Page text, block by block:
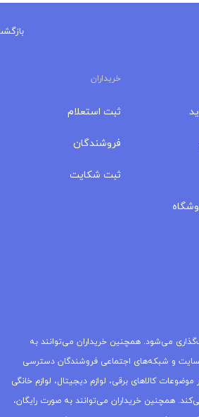
خریداران
ثبت استعلام
فروشندگان
ثبت شکایت
می‌شود. همچنین خریداران می‌توانند به
و شبکه‌های اجتماعی فروشندگان دسترسی
کالاهای برقی، لوازم دیجیتال، لوازم خانگی
همچنین خریداران می‌توانند به صورت رایگان،